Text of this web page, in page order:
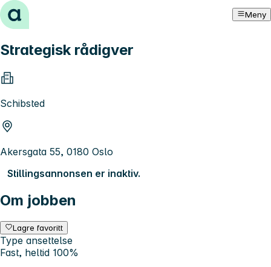
Hopp til innhold Meny
Strategisk rådigver
Schibsted
Akersgata 55, 0180 Oslo
Stillingsannonsen er inaktiv.
Om jobben
Lagre favoritt
Type ansettelse
Fast, heltid 100%